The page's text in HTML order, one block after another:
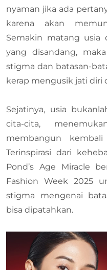
nyaman jika ada
karena akan
Semakin matang usia
yang disandang,
stigma dan batasan-
kerap mengusik jati diri
Sejatinya, usia
cita-cita,
membangun
Terinspirasi dari
Pond’s Age Miracle
Fashion Week 2025
stigma mengenai
bisa dipatahkan.